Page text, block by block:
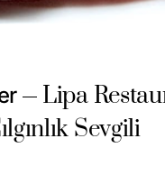
Lipa
Sevgili